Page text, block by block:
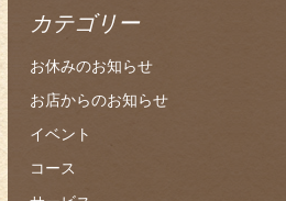
カテゴリー
お休みのお知らせ
お店からのお知らせ
イベント
コース